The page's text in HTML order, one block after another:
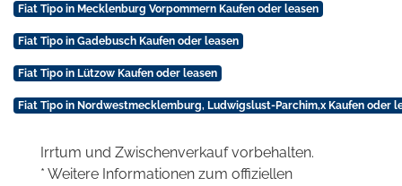
Fiat Tipo in Mecklenburg Vorpommern Kaufen oder leasen
Fiat Tipo in Gadebusch Kaufen oder leasen
Fiat Tipo in Lützow Kaufen oder leasen
Fiat Tipo in Nordwestmecklemburg, Ludwigslust-Parchim,x Kaufen oder
Irrtum und Zwischenverkauf vorbehalten.
* Weitere Informationen zum offiziellen